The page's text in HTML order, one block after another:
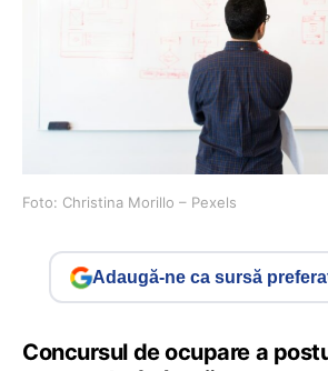
Foto: Christina Morillo – Pexels
Adaugă-ne ca sursă
Concursul de ocupare a